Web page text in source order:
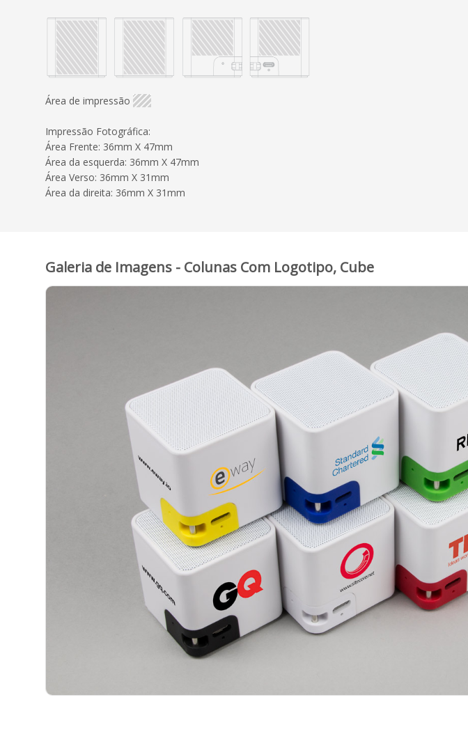
Área de impressão
Impressão Fotográfica:
Área Frente: 36mm X 47mm
Área da esquerda: 36mm X 47mm
Área Verso: 36mm X 31mm
Área da direita: 36mm X 31mm
Galeria de Imagens - Colunas Com Logotipo, Cube